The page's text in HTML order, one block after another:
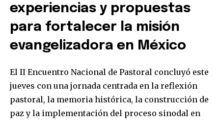
experiencias y propuestas
para fortalecer la misión
evangelizadora en México
El II Encuentro Nacional de Pastoral concluyó este
jueves con una jornada centrada en la reflexión
pastoral, la memoria histórica, la construcción de
paz y la implementación del proceso sinodal en